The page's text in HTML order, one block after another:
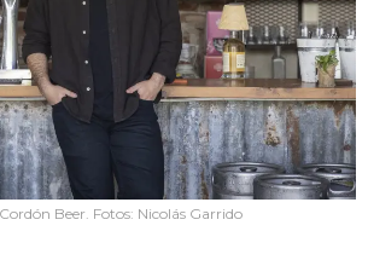
Beer. Fotos: Nicolás Garrido